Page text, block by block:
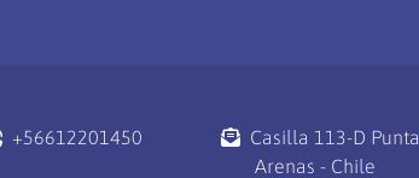
+56612201450
Casilla 113-D Punta
Arenas - Chile